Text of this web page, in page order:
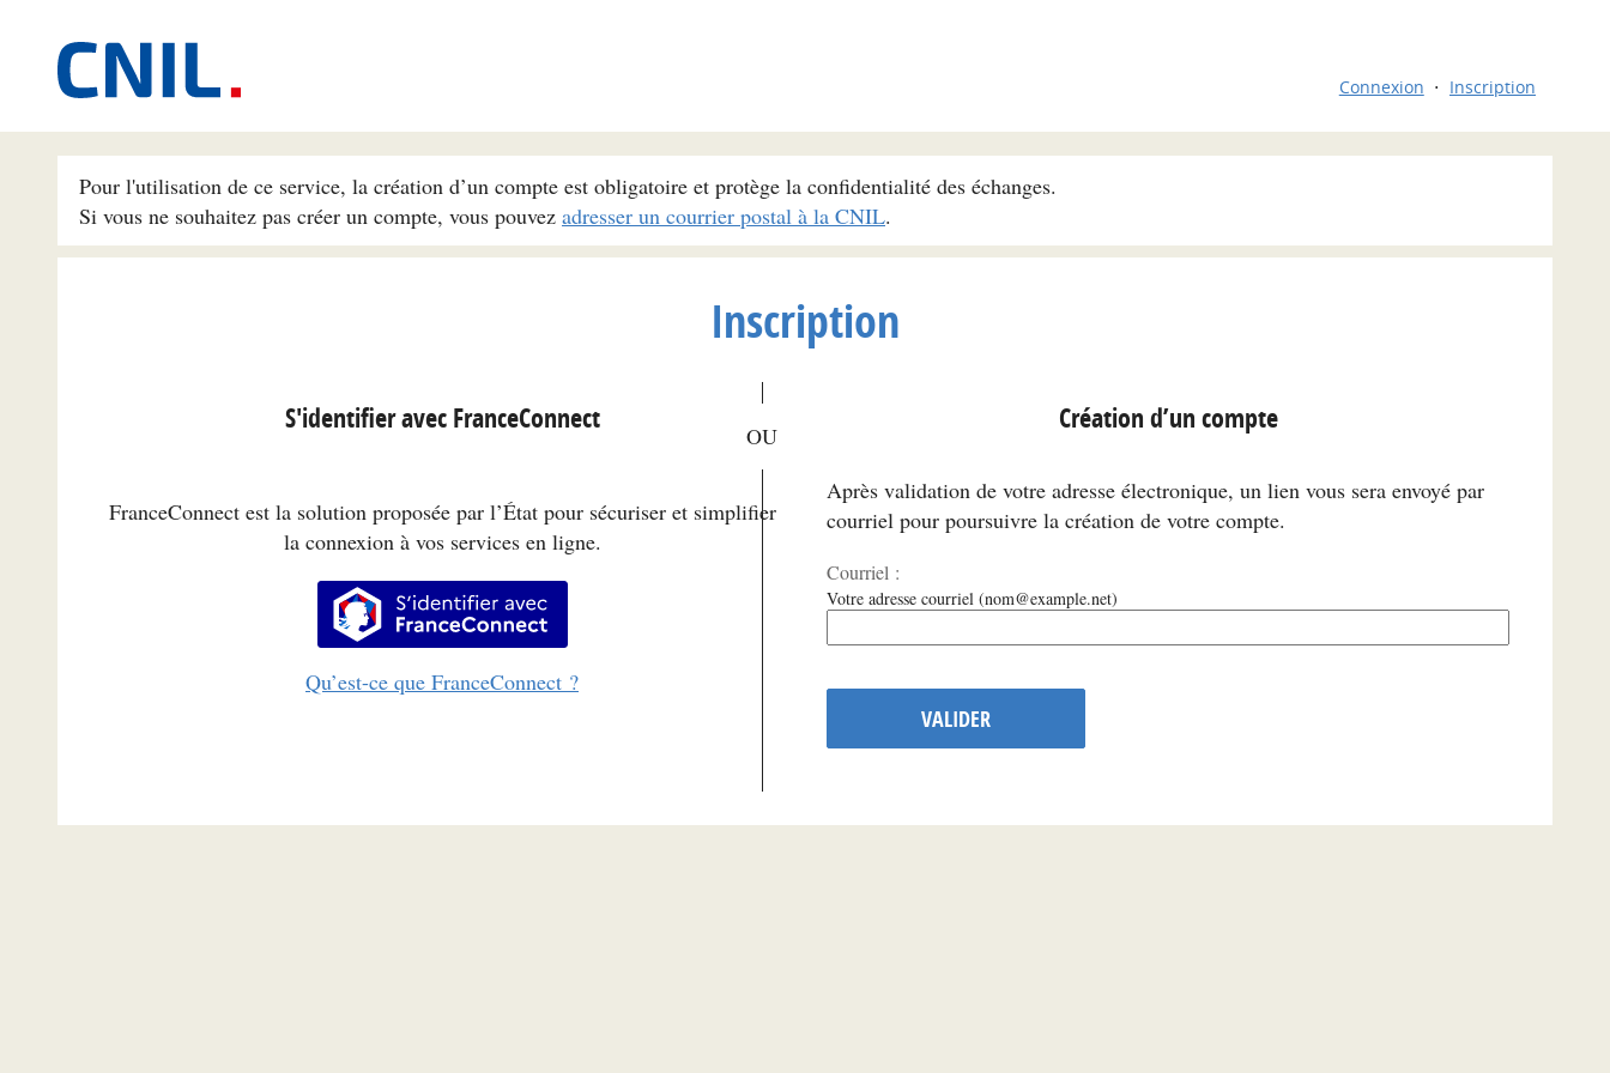
Connexion Inscription
Pour l'utilisation de ce service, la création d’un compte est obligatoire et protège la confidentialité des échanges.
Si vous ne souhaitez pas créer un compte, vous pouvez adresser un courrier postal à la CNIL.
Inscription
S'identifier avec FranceConnect
FranceConnect est la solution proposée par l’État pour sécuriser et simplifier
la connexion à vos services en ligne.
S’identifier avec FranceConnect
Qu’est-ce que FranceConnect ?
Création d’un compte
Après validation de votre adresse électronique, un lien vous sera envoyé par
courriel pour poursuivre la création de votre compte.
Courriel :
Votre adresse courriel (nom@example.net)
VALIDER